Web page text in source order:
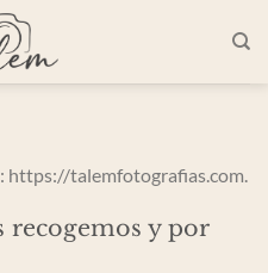
https://talemfotografias.com.
recogemos y por